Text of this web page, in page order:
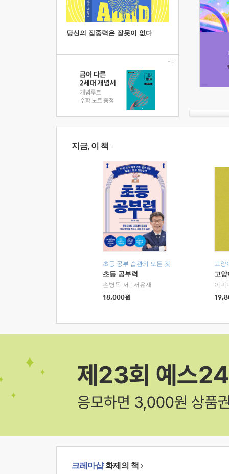
당신의 집중력은 잘못이 없다
지금, 이 책
초등 공부 습관의 모든 것
초등 공부력
손병목 저
서유재
18,000원
고양
고
이미
크레마샵화제의 책